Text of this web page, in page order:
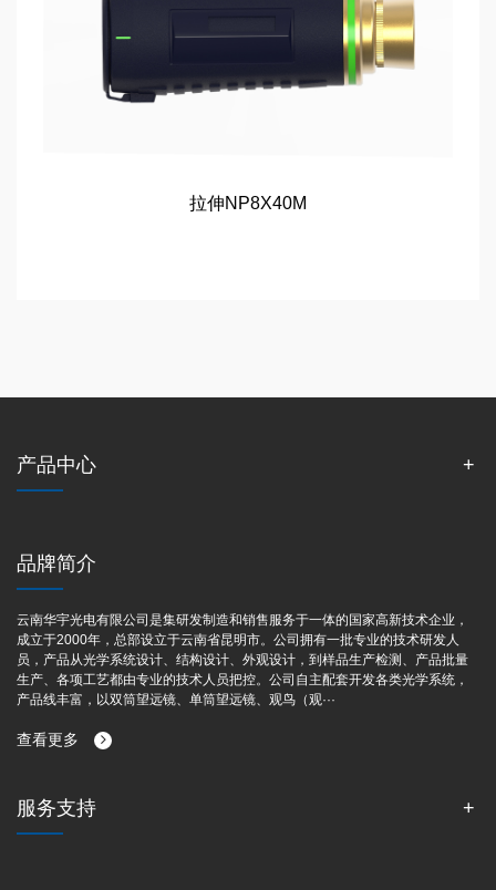
拉伸NP8X40M
产品中心
品牌简介
云南华宇光电有限公司是集研发制造和销售服务于一体的国家高新技术企业，
成立于2000年，总部设立于云南省昆明市。公司拥有一批专业的技术研发人
员，产品从光学系统设计、结构设计、外观设计，到样品生产检测、产品批量
生产、各项工艺都由专业的技术人员把控。公司自主配套开发各类光学系统，
产品线丰富，以双筒望远镜、单筒望远镜、观鸟（观···
查看更多
服务支持